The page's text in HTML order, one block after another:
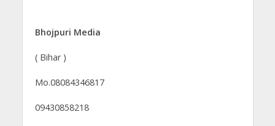
Bhojpuri Media
( Bihar )
Mo.08084346817
09430858218